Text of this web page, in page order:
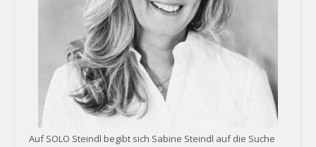
Auf SOLO Steindl begibt sich Sabine Steindl auf die Suche